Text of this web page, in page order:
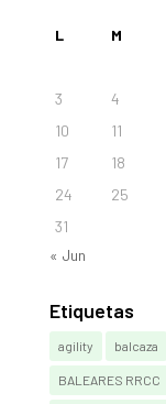
L M
3
4
10
11
17
18
24
25
31
« Jun
Etiquetas
agility balcaza
BALEARES RRCC